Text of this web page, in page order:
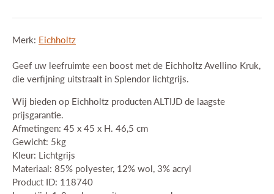
Merk: Eichholtz
Geef uw leefruimte een boost met de Eichholtz Avellino Kruk,
die verfijning uitstraalt in Splendor lichtgrijs.
Wij bieden op Eichholtz producten ALTIJD de laagste
prijsgarantie.
Afmetingen: 45 x 45 x H. 46,5 cm
Gewicht: 5kg
Kleur: Lichtgrijs
Materiaal: 85% polyester, 12% wol, 3% acryl
Product ID: 118740